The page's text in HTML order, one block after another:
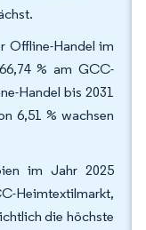
Offline-Handel im
% am GCC-
Handel bis 2031
6,51 % wachsen
im Jahr 2025
Heimtextilmarkt,
die höchste